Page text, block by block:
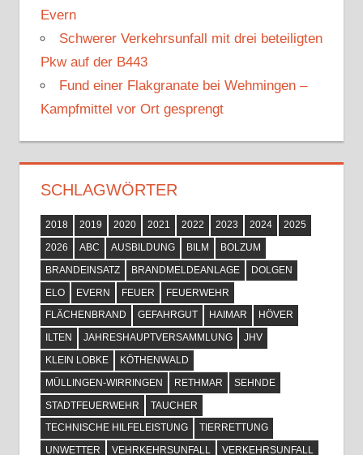
Evern
Schwerer Verkehrsunfall mit drei beteiligten
Pkw auf der B443
Fund einer Flakgranate bei Wehmingen –
Kampfmittel vor Ort gesprengt
SCHLAGWÖRTER
2018 2019 2020 2021 2022 2023 2024
2025
2026
ABC AUSBILDUNG BILM
BOLZUM
BRANDEINSATZ
BRANDMELDEANLAGE
DOLGEN
ELO
EVERN FEUER
FEUERWEHR
FLÄCHENBRAND
GEFAHRGUT HAIMAR
HÖVER
ILTEN
JAHRESHAUPTVERSAMMLUNG
JHV
KLEIN LOBKE
KÖTHENWALD
MÜLLINGEN-WIRRINGEN
RETHMAR
SEHNDE
STADTFEUERWEHR
TAUCHER
TECHNISCHE HILFELEISTUNG
TIERRETTUNG
UNWETTER
VEHRKEHRSUNFALL VERKEHRSUNFALL